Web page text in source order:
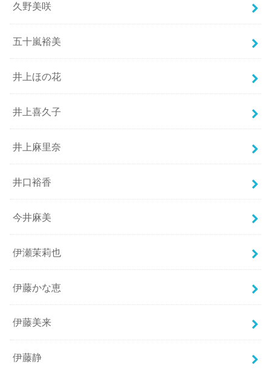
久野美咲
五十嵐裕美
井上ほの花
井上喜久子
井上麻里奈
井口裕香
今井麻美
伊瀬茉莉也
伊藤かな恵
伊藤美来
伊藤静